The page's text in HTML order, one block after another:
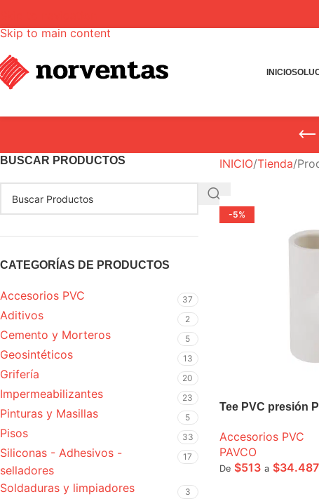
Skip to main content
INICIO
BUSCAR PRODUCTOS
CATEGORÍAS DE PRODUCTOS
Accesorios PVC 37
Aditivos 2
Cemento y Morteros 5
Geosintéticos 13
Grifería 20
Impermeabilizantes 23
Pinturas y Masillas 5
Pisos 33
Siliconas - Adhesivos -
selladores
17
Soldaduras y limpiadores 3
INICIO Tienda
-5%
Tee PVC presión
Accesorios PVC
PAVCO
De $513 a $34.487